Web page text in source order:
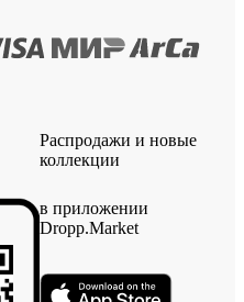
Распродажи и новые
коллекции
в приложении
Dropp.Market